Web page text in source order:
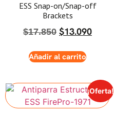
ESS Snap-on/Snap-off
Brackets
$17.850 $13.090
Añadir al carrito
¡Oferta!